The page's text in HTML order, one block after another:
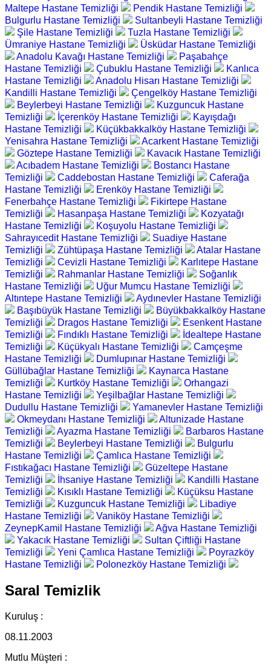
Maltepe Hastane Temizliği
Pendik Hastane Temizliği
Bulgurlu Hastane Temizliği
Sultanbeyli Hastane Temizliği
Şile Hastane Temizliği
Tuzla Hastane Temizliği
Ümraniye Hastane Temizliği
Üsküdar Hastane Temizliği
Anadolu Kavağı Hastane Temizliği
Paşabahçe
Hastane Temizliği
Çubuklu Hastane Temizliği
Kanlıca
Hastane Temizliği
Anadolu Hisarı Hastane Temizliği
Kandilli Hastane Temizliği
Çengelköy Hastane Temizliği
Beylerbeyi Hastane Temizliği
Kuzguncuk Hastane
Temizliği
İçerenköy Hastane Temizliği
Kayışdağı
Hastane Temizliği
Küçükbakkalköy Hastane Temizliği
Yenisahra Hastane Temizliği
Acarkent Hastane Temizliği
Göztepe Hastane Temizliği
Kavacık Hastane Temizliği
Acıbadem Hastane Temizliği
Bostancı Hastane
Temizliği
Caddebostan Hastane Temizliği
Caferağa
Hastane Temizliği
Erenköy Hastane Temizliği
Fenerbahçe Hastane Temizliği
Fikirtepe Hastane
Temizliği
Hasanpaşa Hastane Temizliği
Kozyatağı
Hastane Temizliği
Koşuyolu Hastane Temizliği
Sahrayıcedit Hastane Temizliği
Suadiye Hastane
Temizliği
Zühtüpaşa Hastane Temizliği
Atalar Hastane
Temizliği
Cevizli Hastane Temizliği
Karlıtepe Hastane
Temizliği
Rahmanlar Hastane Temizliği
Soğanlık
Hastane Temizliği
Uğur Mumcu Hastane Temizliği
Altıntepe Hastane Temizliği
Aydınevler Hastane Temizliği
Başıbüyük Hastane Temizliği
Büyükbakkalköy Hastane
Temizliği
Dragos Hastane Temizliği
Esenkent Hastane
Temizliği
Fındıklı Hastane Temizliği
İdealtepe Hastane
Temizliği
Küçükyalı Hastane Temizliği
Camçeşme
Hastane Temizliği
Dumlupınar Hastane Temizliği
Güllübağlar Hastane Temizliği
Kaynarca Hastane
Temizliği
Kurtköy Hastane Temizliği
Orhangazi
Hastane Temizliği
Yeşilbağlar Hastane Temizliği
Dudullu Hastane Temizliği
Yamanevler Hastane Temizliği
Okmeydanı Hastane Temizliği
Altunizade Hastane
Temizliği
Ayazma Hastane Temizliği
Barbaros Hastane
Temizliği
Beylerbeyi Hastane Temizliği
Bulgurlu
Hastane Temizliği
Çamlıca Hastane Temizliği
Fıstıkağacı Hastane Temizliği
Güzeltepe Hastane
Temizliği
İhsaniye Hastane Temizliği
Kandilli Hastane
Temizliği
Kısıklı Hastane Temizliği
Küçüksu Hastane
Temizliği
Kuzguncuk Hastane Temizliği
Libadiye
Hastane Temizliği
Vaniköy Hastane Temizliği
ZeynepKamil Hastane Temizliği
Ağva Hastane Temizliği
Yakacık Hastane Temizliği
Sultan Çiftliği Hastane
Temizliği
Yeni Çamlıca Hastane Temizliği
Poyrazköy
Hastane Temizliği
Polonezköy Hastane Temizliği
Saral Temizlik
Kuruluş :
08.11.2003
Mutlu Müşteri :